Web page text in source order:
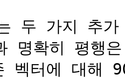
두 가지 추
명확히 평행
벡터에 대해